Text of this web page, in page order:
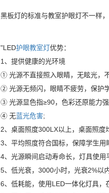
黑板灯的标准与教室护眼灯不一样
"LED护眼教室灯优势：
1、提供健康的光环境
① 光源不直接照入眼睛，无眩光，
② 光源无频闪，眼睛不疲劳，保护
③ 光源显色指≥90，色彩还原能力
④ 无蓝光危害;
2、桌面照度300LX以上，桌面照度
3、平均照度符合国标，保障学生用
4、光源瞬间启动寿命长，灯具使
5、低光衰，3000小时，光衰2%以
6、低耗能，使用LED一体化灯具